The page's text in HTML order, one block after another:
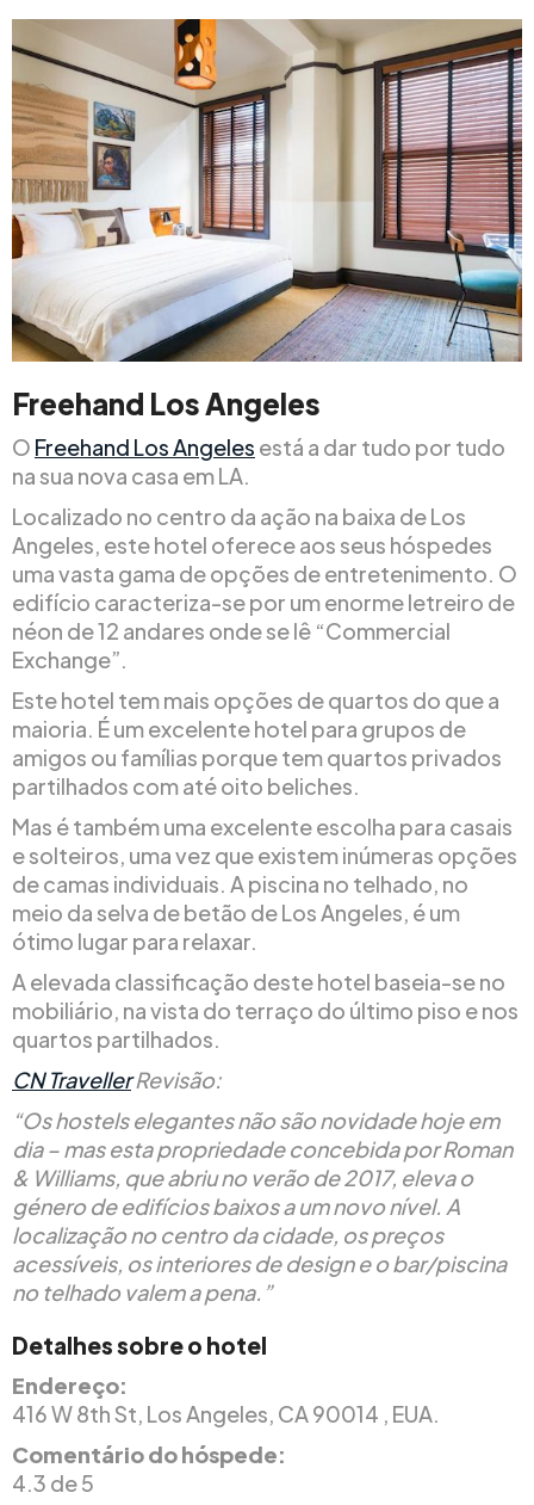
Freehand Los Angeles
O Freehand Los Angeles está a dar tudo por tudo
na sua nova casa em LA.
Localizado no centro da ação na baixa de Los
Angeles, este hotel oferece aos seus hóspedes
uma vasta gama de opções de entretenimento. O
edifício caracteriza-se por um enorme letreiro de
néon de 12 andares onde se lê “Commercial
Exchange”.
Este hotel tem mais opções de quartos do que a
maioria. É um excelente hotel para grupos de
amigos ou famílias porque tem quartos privados
partilhados com até oito beliches.
Mas é também uma excelente escolha para casais
e solteiros, uma vez que existem inúmeras opções
de camas individuais. A piscina no telhado, no
meio da selva de betão de Los Angeles, é um
ótimo lugar para relaxar.
A elevada classificação deste hotel baseia-se no
mobiliário, na vista do terraço do último piso e nos
quartos partilhados.
CN TravellerRevisão:
“Os hostels elegantes não são novidade hoje em
dia – mas esta propriedade concebida por Roman
& Williams, que abriu no verão de 2017, eleva o
género de edifícios baixos a um novo nível. A
localização no centro da cidade, os preços
acessíveis, os interiores de design e o bar/piscina
no telhado valem a pena.”
Detalhes sobre o hotel
Endereço:
416 W 8th St, Los Angeles, CA 90014 , EUA.
Comentário do hóspede:
4.3 de 5